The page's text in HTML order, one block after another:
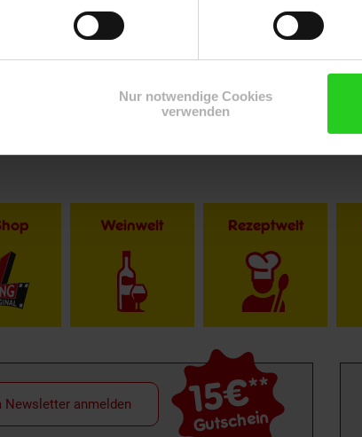
Nur notwendige Cookies
verwenden
Weinwelt Rezeptwelt
15€**
Gutschein
Newsletter anmelden